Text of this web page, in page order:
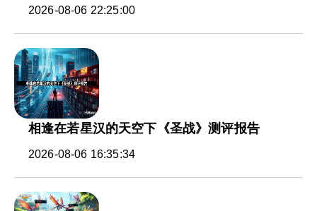
2026-08-06 22:25:00
相逢在若星汉的天空下《圣战》测评报告
2026-08-06 16:35:34